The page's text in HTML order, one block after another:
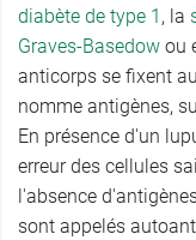
diabète de type 1 , la
Graves-Basedow ou
anticorps se fixent
nomme antigènes,
En présence d'un
erreur des cellules
l'absence
sont appelés